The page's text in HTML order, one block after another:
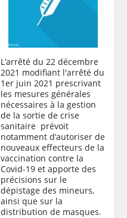
L’arrêté du 22 décembre
2021 modifiant l'arrêté du
1er juin 2021 prescrivant
les mesures générales
nécessaires à la gestion
de la sortie de crise
sanitaire prévoit
notamment d’autoriser de
nouveaux effecteurs de la
vaccination contre la
Covid-19 et apporte des
précisions sur le
dépistage des mineurs,
ainsi que sur la
distribution de masques.